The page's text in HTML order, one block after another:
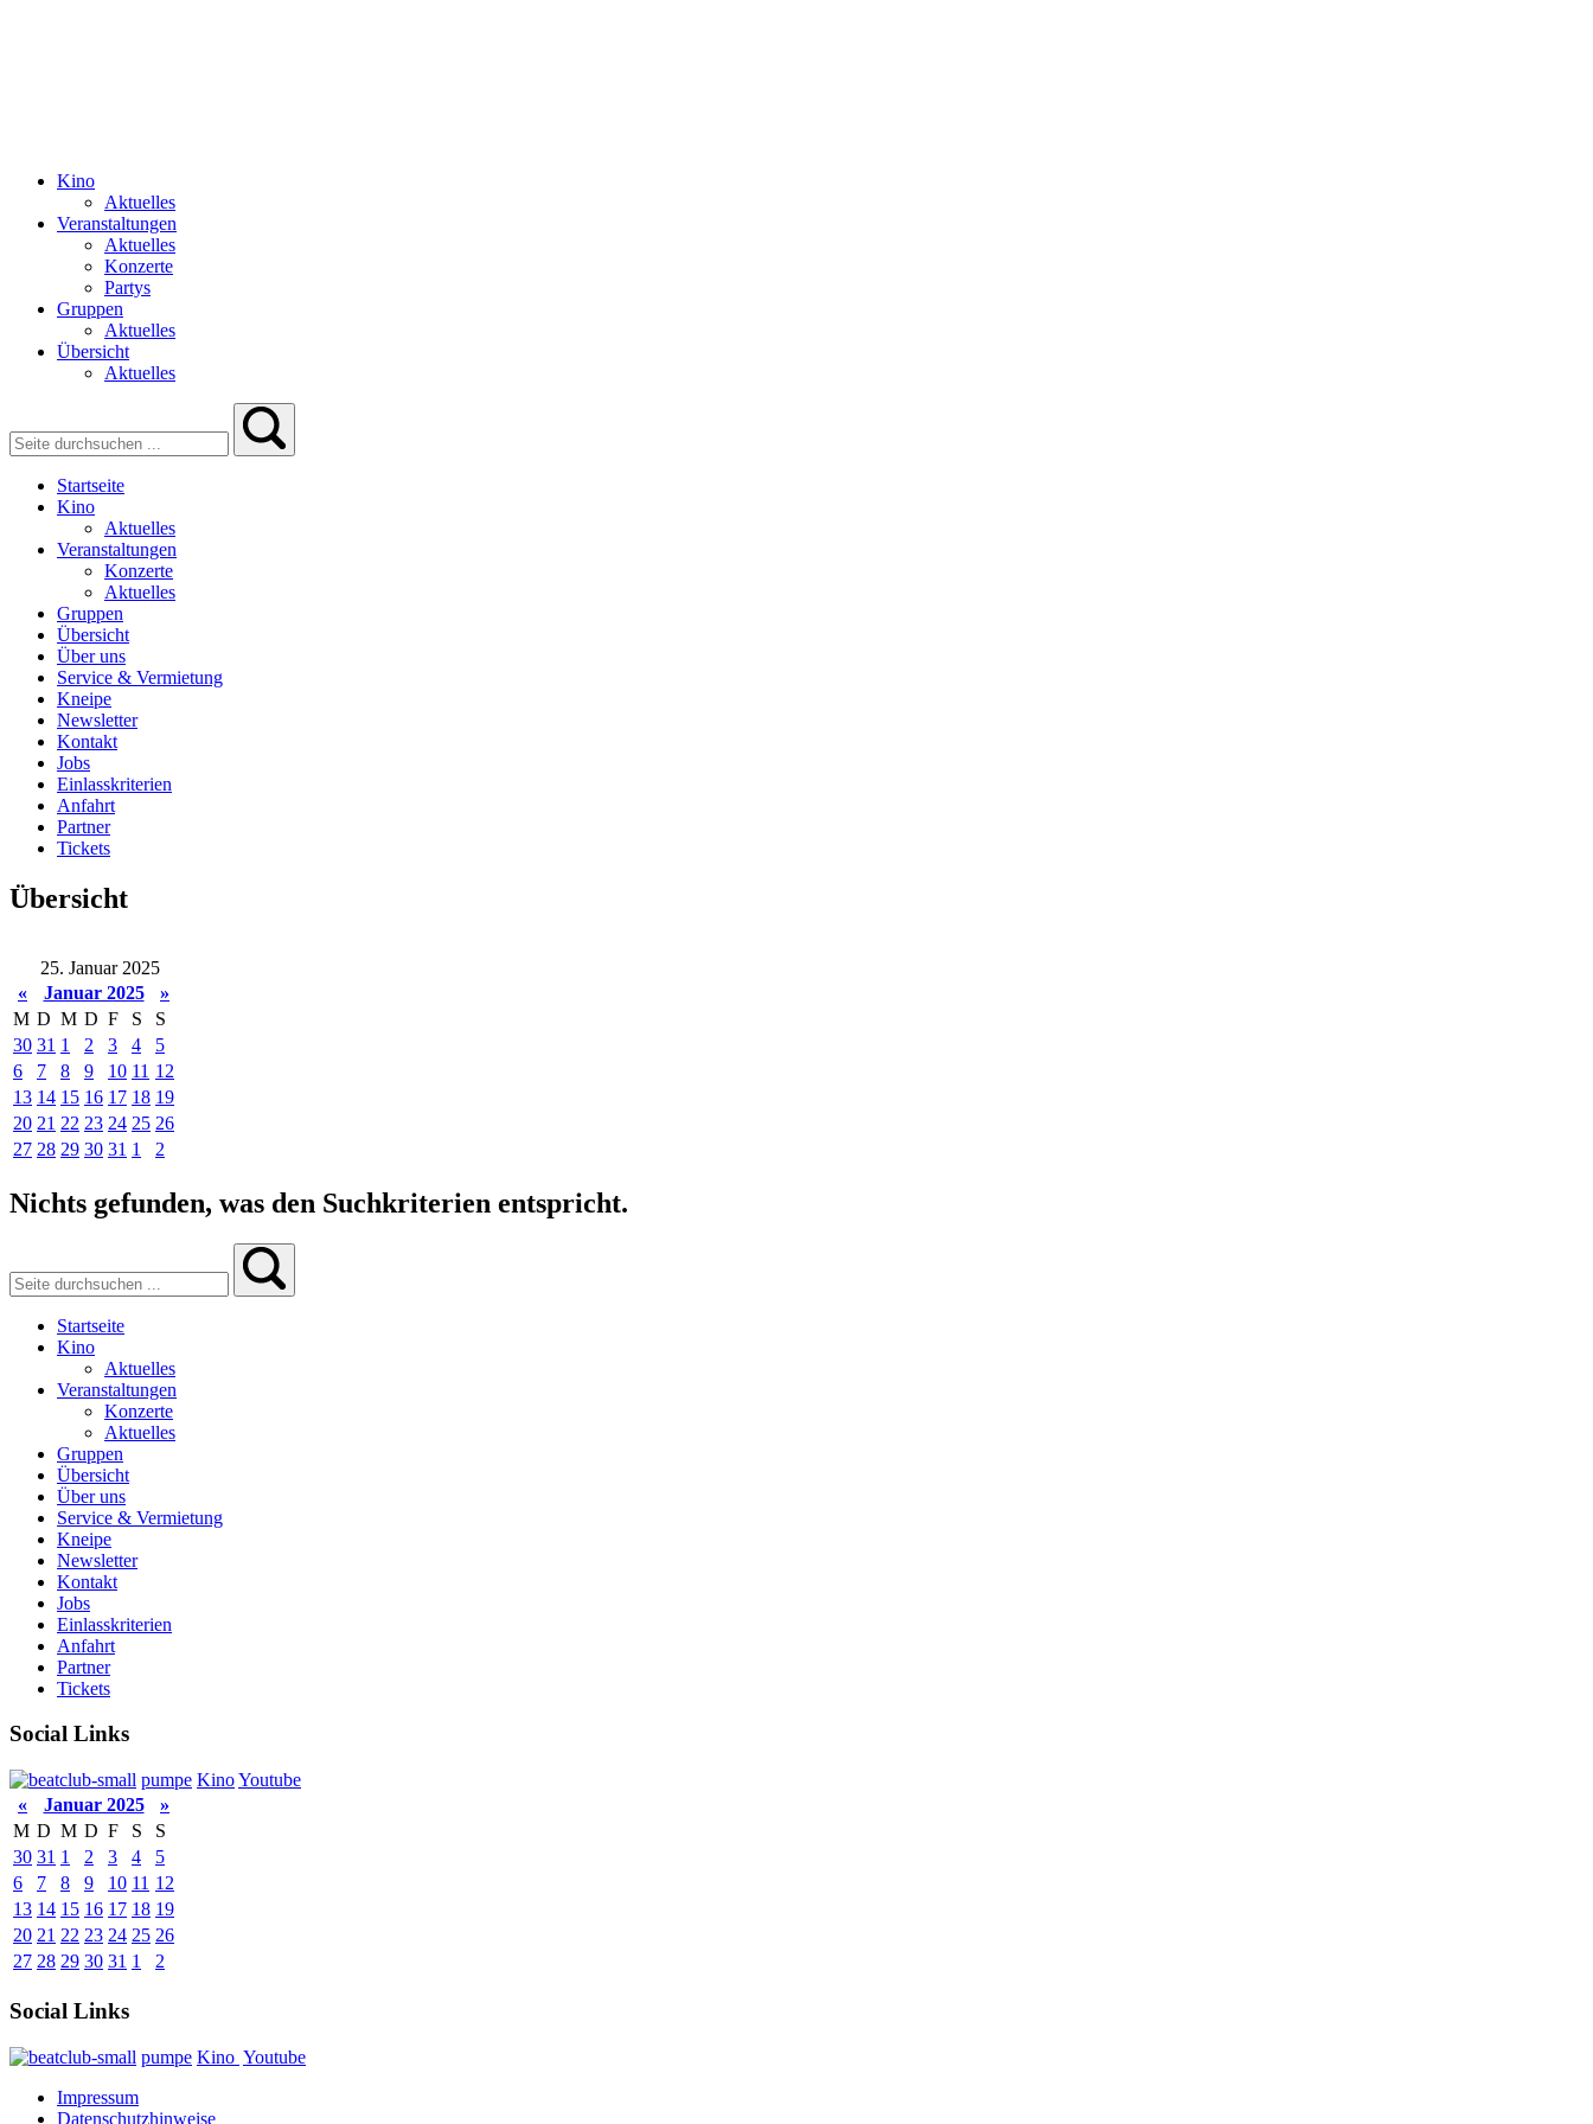
Kino
Aktuelles
Veranstaltungen
Aktuelles
Konzerte
Partys
Gruppen
Aktuelles
Übersicht
Aktuelles
Startseite
Kino
Aktuelles
Veranstaltungen
Konzerte
Aktuelles
Gruppen
Übersicht
Über uns
Service & Vermietung
Kneipe
Newsletter
Kontakt
Jobs
Einlasskriterien
Anfahrt
Partner
Tickets
Übersicht
25. Januar 2025
«
Januar 2025
»
M D M D F S
S
30 31 1 2 3 4
5
6
7 8 9 10 11 12
13 14 15 16 17 18 19
20 21 22 23 24 25 26
27 28 29 30 31 1 2
Nichts gefunden, was den Suchkriterien entspricht.
Startseite
Kino
Aktuelles
Veranstaltungen
Konzerte
Aktuelles
Gruppen
Übersicht
Über uns
Service & Vermietung
Kneipe
Newsletter
Kontakt
Jobs
Einlasskriterien
Anfahrt
Partner
Tickets
Social Links
pumpe KinoYoutube
«
Januar 2025
»
M D M D F S
S
30 31 1 2 3 4
5
6
7 8 9 10 11 12
13 14 15 16 17 18 19
20 21 22 23 24 25 26
27 28 29 30 31 1 2
Social Links
pumpe Kino Youtube
Impressum
Datenschutzhinweise